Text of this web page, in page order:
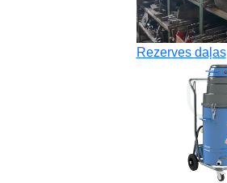
Rezerves daļas